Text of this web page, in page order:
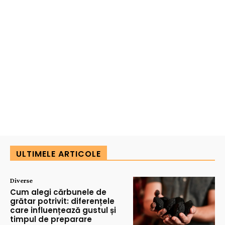
ULTIMELE ARTICOLE
Diverse
Cum alegi cărbunele de
grătar potrivit: diferențele
care influențează gustul și
timpul de preparare